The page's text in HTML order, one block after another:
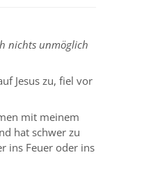
nichts unmöglich
Jesus zu, fiel vor
mit meinem
hat schwer zu
ins Feuer oder ins